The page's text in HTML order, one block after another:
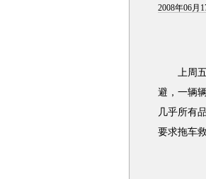
2008年06月
上周五
避，一辆
几乎所有
要求拖车